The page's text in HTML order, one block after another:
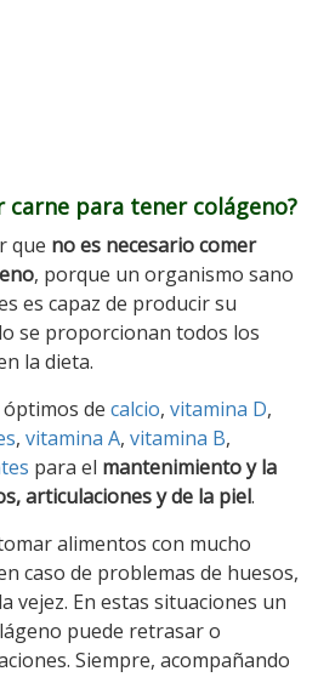
carne para tener colágeno?
que no es necesario comer
, porque un organismo sano
es capaz de producir su
se proporcionan todos los
la dieta.
de calcio, vitamina D,
, vitamina A, vitamina B,
para el mantenimiento y la
articulaciones y de la piel.
alimentos con mucho
caso de problemas de huesos,
vejez. En estas situaciones un
puede retrasar o
Siempre, acompañando